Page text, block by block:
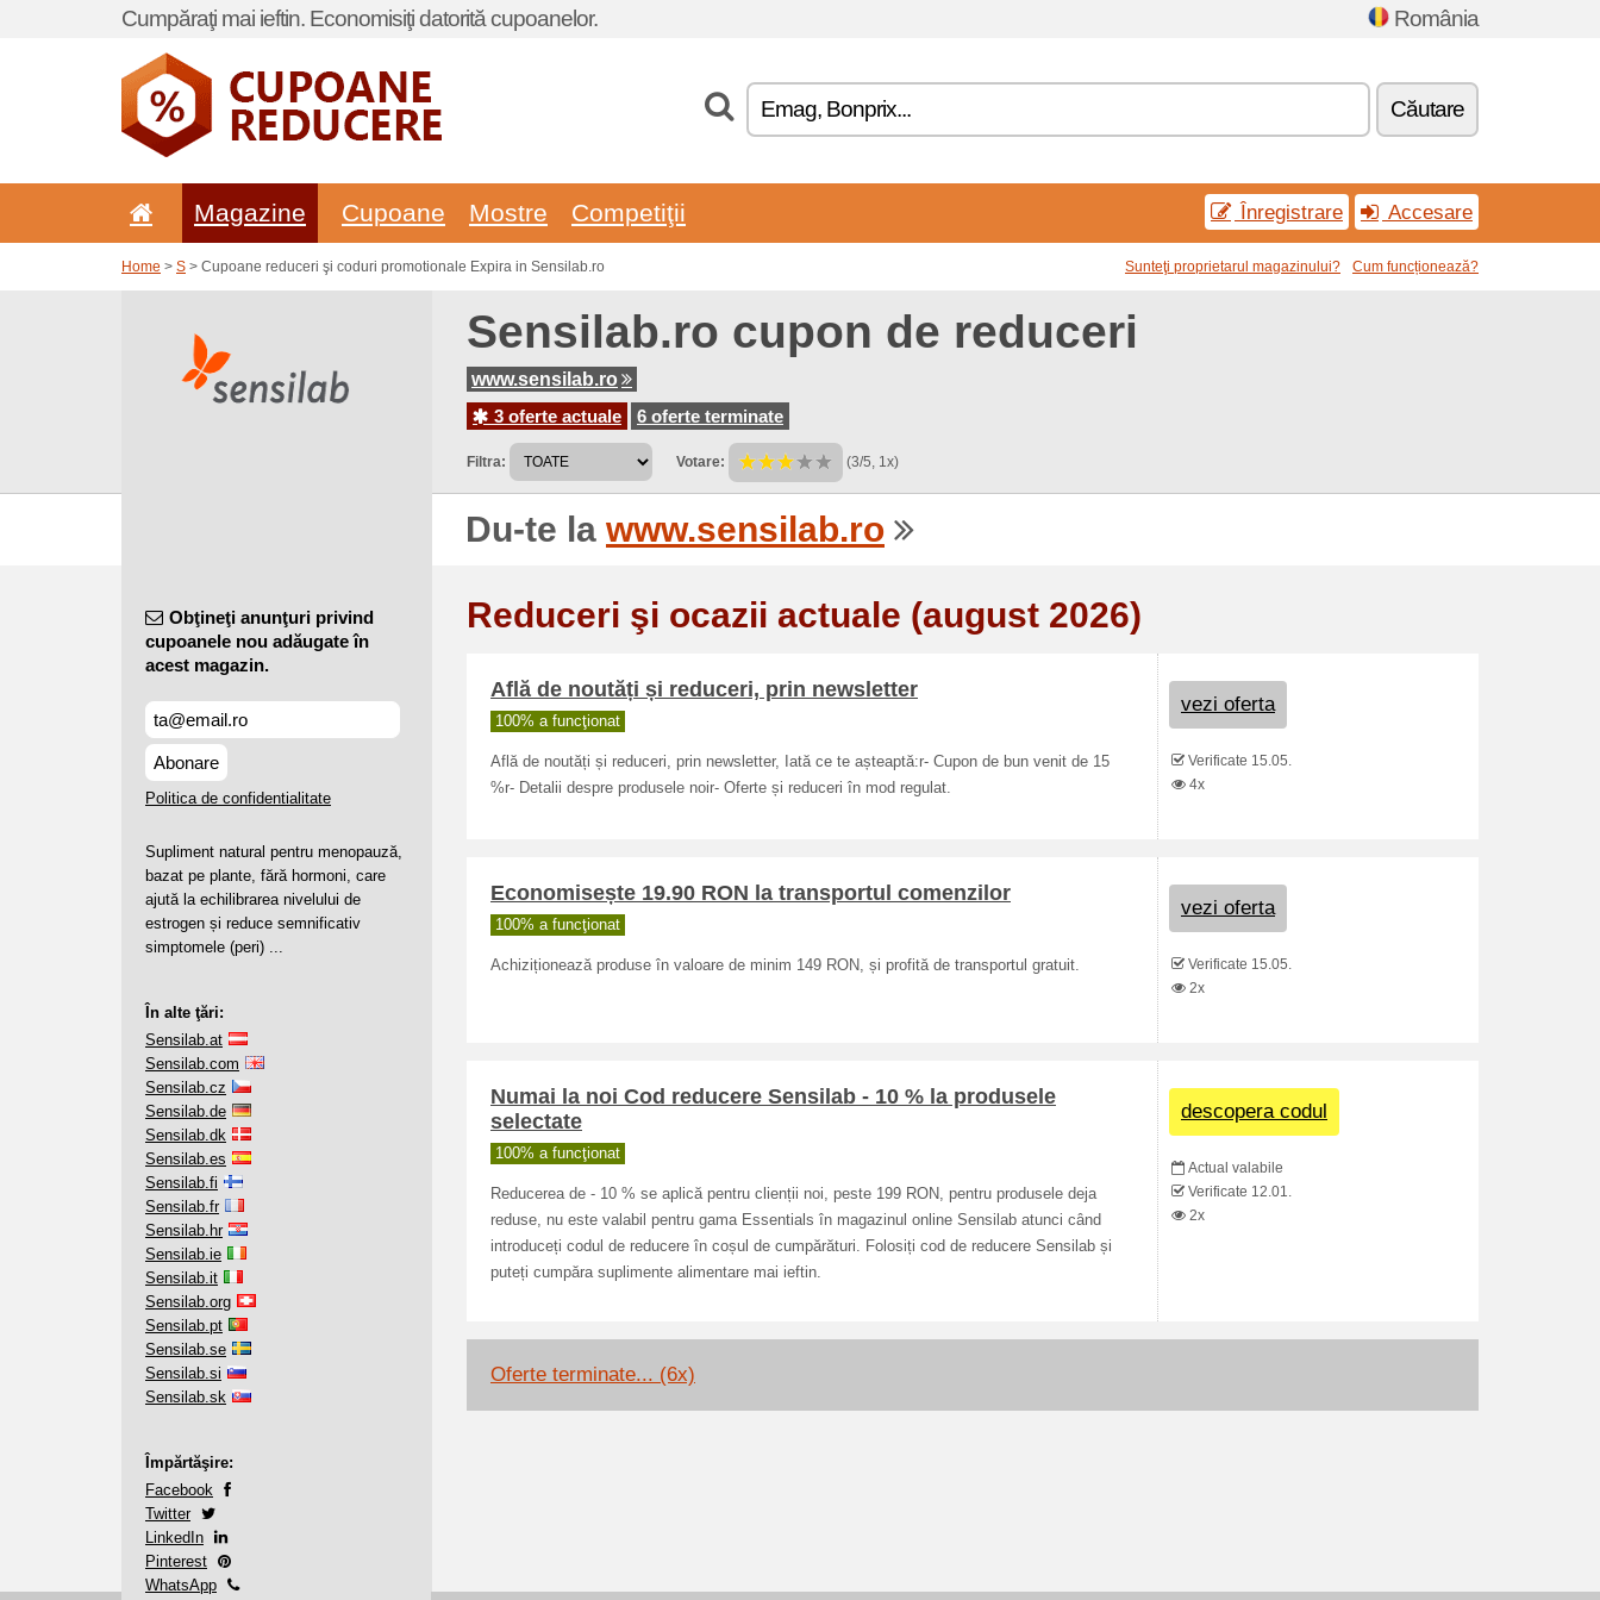
Cumpăraţi mai ieftin. Economisiţi datorită cupoanelor. România
Căutare
Magazine Cupoane Mostre Competiţii Înregistrare Accesare
Home > S > Cupoane reduceri şi coduri promotionale Expira in Sensilab.ro Sunteţi proprietarul magazinului? Cum funcționează?
Sensilab.ro cupon de reduceri
www.sensilab.ro
3 oferte actuale
6 oferte terminate
Filtra: Votare: (3/5, 1x)
Du-te la www.sensilab.ro
Obţineţi anunţuri privind
cupoanele nou adăugate în
acest magazin.
Abonare
Politica de confidentialitate
Supliment natural pentru menopauză,
bazat pe plante, fără hormoni, care
ajută la echilibrarea nivelului de
estrogen și reduce semnificativ
simptomele (peri) ...
În alte ţări:
Sensilab.at
Sensilab.com
Sensilab.cz
Sensilab.de
Sensilab.dk
Sensilab.es
Sensilab.fi
Sensilab.fr
Sensilab.hr
Sensilab.ie
Sensilab.it
Sensilab.org
Sensilab.pt
Sensilab.se
Sensilab.si
Sensilab.sk
Împărtăşire:
Facebook
Twitter
LinkedIn
Pinterest
WhatsApp
Reduceri şi ocazii actuale (august 2026)
Află de noutăți și reduceri, prin newsletter
100% a funcţionat
Află de noutăți și reduceri, prin newsletter, Iată ce te așteaptă:r- Cupon de bun venit de 15
%r- Detalii despre produsele noir- Oferte și reduceri în mod regulat.
vezi oferta
Verificate 15.05.
4x
Economisește 19.90 RON la transportul comenzilor
100% a funcţionat
Achiziționează produse în valoare de minim 149 RON, și profită de transportul gratuit.
vezi oferta
Verificate 15.05.
2x
Numai la noi Cod reducere Sensilab - 10 % la produsele
selectate
100% a funcţionat
Reducerea de - 10 % se aplică pentru clienții noi, peste 199 RON, pentru produsele deja
reduse, nu este valabil pentru gama Essentials în magazinul online Sensilab atunci când
introduceți codul de reducere în coșul de cumpărături. Folosiți cod de reducere Sensilab și
puteți cumpăra suplimente alimentare mai ieftin.
descopera codul
Actual valabile
Verificate 12.01.
2x
Oferte terminate... (6x)